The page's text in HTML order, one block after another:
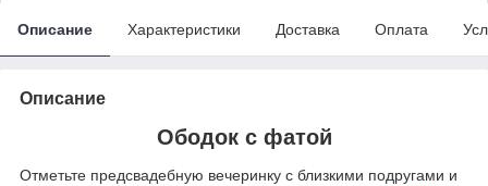
Описание Характеристики Доставка Оплата
Описание
Ободок с фатой
Отметьте предсвадебную вечеринку с близкими подругами и